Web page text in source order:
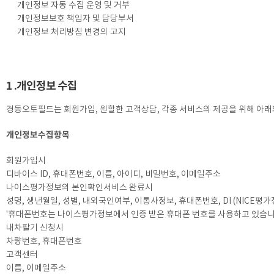
개인정보 자동 수집 운영 및 거부
개인정보보호 책임자 및 담당부서
개인정보 처리방침 변경의 고지
1 .개인정보 수집
경동오토필드는 회원가입, 원할한 고객상담, 각종 서비스의 제공을 위해 아
개인정보수집항목
회원가입시
디바이스 ID, 휴대폰번호, 이름, 아이디, 비밀번호, 이메일주소
나이스평가정보의 본인확인서비스 완료시
성명, 생년월일, 성별, 내외국인여부, 이통사정보, 휴대폰번호, DI (NICE평
'휴대폰번호는 나이스평가정보에서 인증 받은 휴대폰 번호를 사용하고 있습
내차팔기 신청시
차량번호, 휴대폰번호
고객센터
이름, 이메일주소